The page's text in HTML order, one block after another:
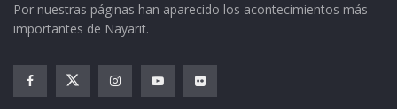
Por nuestras páginas han aparecido los acontecimientos más
importantes de Nayarit.